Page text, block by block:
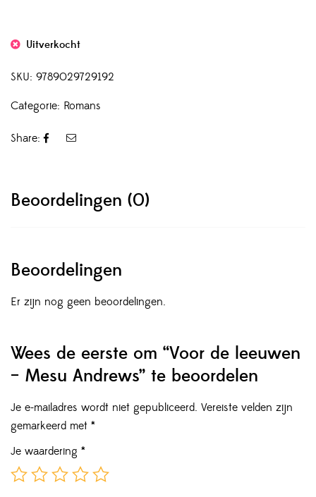
Uitverkocht
SKU: 9789029729192
Categorie: Romans
Share:
Beoordelingen (0)
Beoordelingen
Er zijn nog geen beoordelingen.
Wees de eerste om “Voor de leeuwen
– Mesu Andrews” te beoordelen
Je e-mailadres wordt niet gepubliceerd. Vereiste velden zijn
gemarkeerd met *
Je waardering *